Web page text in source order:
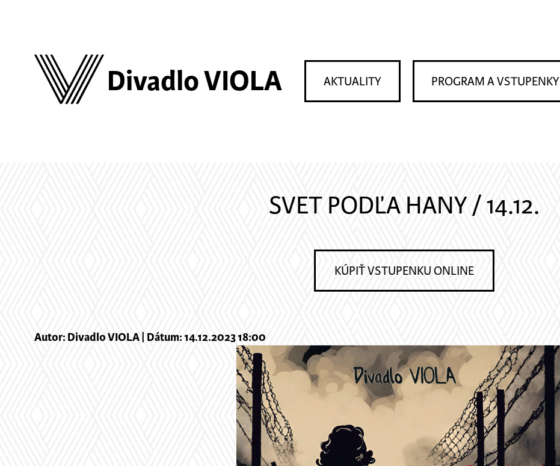
Divadlo VIOLA PROGRAM A VSTUPENKY
AKTUALITY
SVET PODĽA HANY / 14.12.
KÚPIŤ VSTUPENKU ONLINE
Autor: Divadlo VIOLA | Dátum: 14.12.2023 18:00